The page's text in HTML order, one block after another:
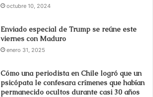
octubre 10, 2024
Enviado especial de Trump se reúne este
viernes con Maduro
enero 31, 2025
Cómo una periodista en Chile logró que un
psicópata le confesara crímenes que habían
permanecido ocultos durante casi 30 años